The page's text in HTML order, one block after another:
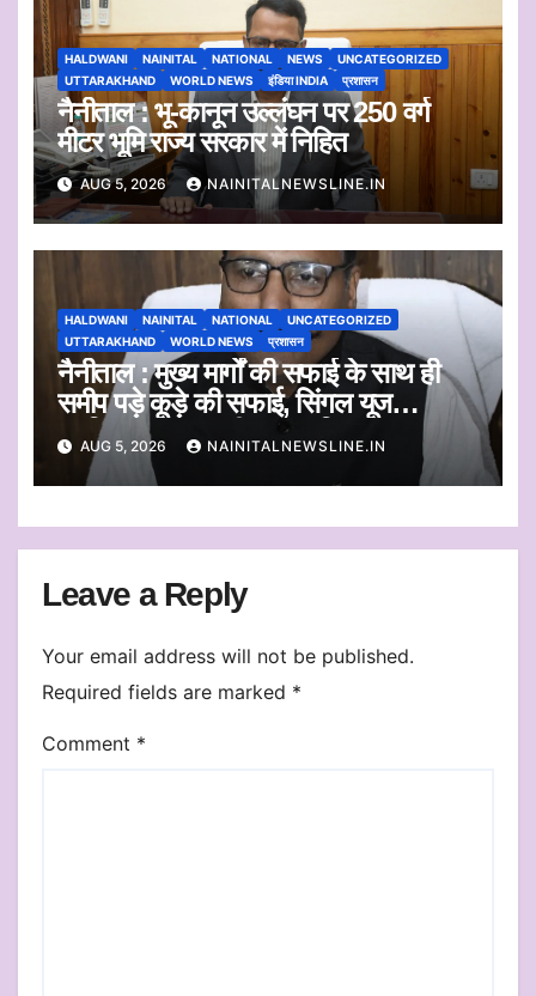
HALDWANI NAINITAL NATIONAL NEWS
UNCATEGORIZED
UTTARAKHAND
WORLD NEWS इंडिया INDIA प्रशासन
नैनीताल : भू-कानून उल्लंघन पर 250 वर्ग
मीटर भूमि राज्य सरकार में निहित
AUG 5, 2026 NAINITALNEWSLINE.IN
HALDWANI NAINITAL NATIONAL
UNCATEGORIZED
UTTARAKHAND
WORLD NEWS प्रशासन
नैनीताल : मुख्य मार्गों की सफाई के साथ ही
समीप पड़े कूड़े की सफाई, सिंगल यूज
प्लास्टिक का एकत्रीकरण व किया जाएगा
निस्तारण
AUG 5, 2026 NAINITALNEWSLINE.IN
Leave a Reply
Your email address will not be published.
Required fields are marked *
Comment *